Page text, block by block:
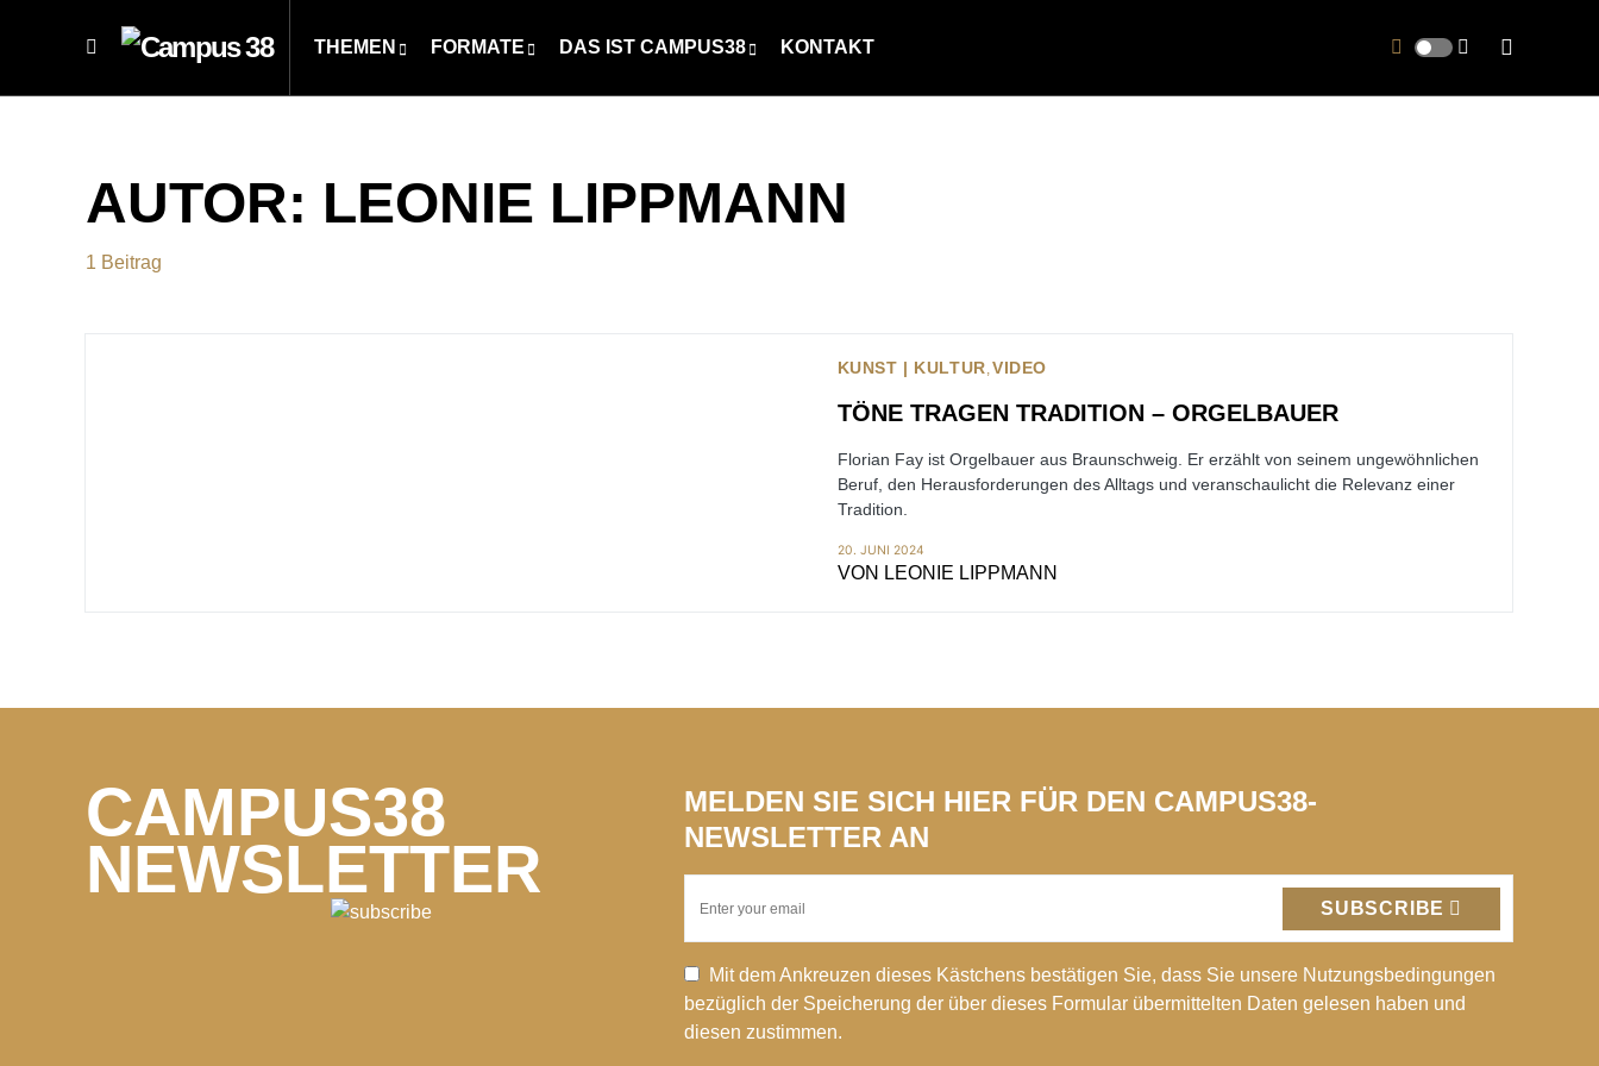
THEMEN FORMATE DAS IST CAMPUS38 KONTAKT
AUTOR: LEONIE LIPPMANN
1 Beitrag
KUNST | KULTUR VIDEO
TÖNE TRAGEN TRADITION – ORGELBAUER
Florian Fay ist Orgelbauer aus Braunschweig. Er erzählt von seinem ungewöhnlichen
Beruf, den Herausforderungen des Alltags und veranschaulicht die Relevanz einer
Tradition.
20. JUNI 2024
VON LEONIE LIPPMANN
CAMPUS38
NEWSLETTER
MELDEN SIE SICH HIER FÜR DEN CAMPUS38-
NEWSLETTER AN
SUBSCRIBE
Mit dem Ankreuzen dieses Kästchens bestätigen Sie, dass Sie unsere Nutzungsbedingungen
bezüglich der Speicherung der über dieses Formular übermittelten Daten gelesen haben und
diesen zustimmen.